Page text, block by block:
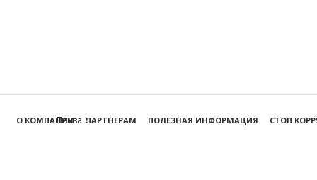
Пенза
О КОМПАНИИ ПАРТНЕРАМ ПОЛЕЗНАЯ ИНФОРМАЦИЯ СТОП